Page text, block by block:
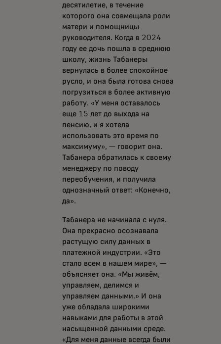
десятилетие, в течение
которого она совмещала роли
матери и помощницы
руководителя. Когда в 2024
году ее дочь пошла в среднюю
школу, жизнь Табанеры
вернулась в более спокойное
русло, и она была готова снова
погрузиться в более активную
работу. «У меня оставалось
еще 15 лет до выхода на
пенсию, и я хотела
использовать это время по
максимуму», — говорит она.
Табанера обратилась к своему
менеджеру по поводу
переобучения, и получила
однозначный ответ: «Конечно,
да».
Табанера не начинала с нуля.
Она прекрасно осознавала
растущую силу данных в
платежной индустрии. «Это
стало всем в нашем мире», —
объясняет она. «Мы живём,
управляем, делимся и
управляем данными.» И она
уже обладала широкими
навыками для работы в этой
насыщенной данными среде.
«Для меня данные всегда были